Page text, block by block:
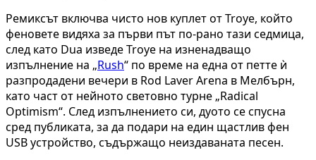
Ремиксът включва чисто нов куплет от Troye, който
феновете видяха за първи път по-рано тази седмица,
след като Dua изведе Troye на изненадващо
изпълнение на „Rush“ по време на една от петте ѝ
разпродадени вечери в Rod Laver Arena в Мелбърн,
като част от нейното световно турне „Radical
Optimism“. След изпълнението си, дуото се спусна
сред публиката, за да подари на един щастлив фен
USB устройство, съдържащо неиздаваната песен.